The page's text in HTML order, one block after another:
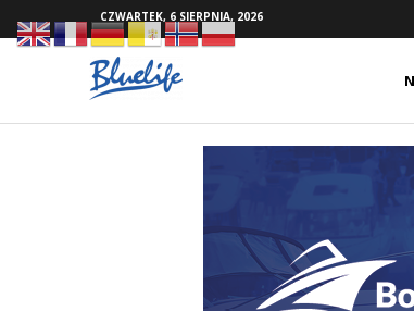
CZWARTEK, 6 SIERPNIA, 2026